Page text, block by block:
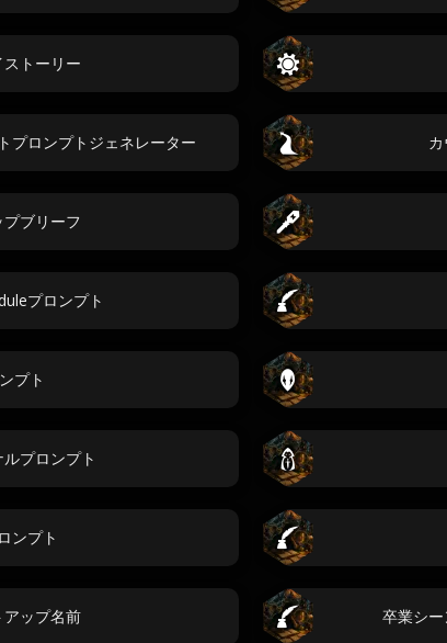
ストーリー
プロンプトジェネレーター
プブリーフ
プロンプト
プト
プロンプト
ンプト
ップ名前 卒業シ